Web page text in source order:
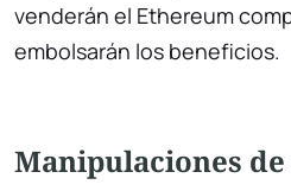
venderán el Ethereum
embolsarán los beneficios.
Manipulaciones